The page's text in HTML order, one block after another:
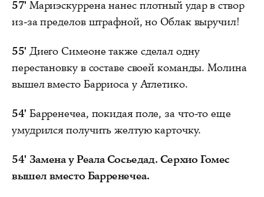
57' Мариэскуррена нанес плотный удар в створ
из-за пределов штрафной, но Облак выручил!
55' Диего Симеоне также сделал одну
перестановку в составе своей команды. Молина
вышел вместо Барриоса у Атлетико.
54' Барренечеа, покидая поле, за что-то еще
умудрился получить желтую карточку.
54' Замена у Реала Сосьедад. Серхио Гомес
вышел вместо Барренечеа.